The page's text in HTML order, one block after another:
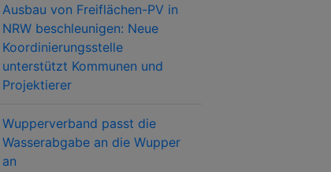
Ausbau von Freiflächen-PV in
NRW beschleunigen: Neue
Koordinierungsstelle
unterstützt Kommunen und
Projektierer
Wupperverband passt die
Wasserabgabe an die Wupper
an